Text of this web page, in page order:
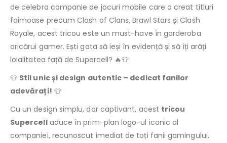
de celebra companie de jocuri mobile care a creat titluri
faimoase precum Clash of Clans, Brawl Stars și Clash
Royale, acest tricou este un must-have în garderoba
oricărui gamer. Ești gata să ieși în evidență și să îți arăți
loialitatea față de Supercell? 🔥👕
👕 Stil unic și design autentic – dedicat fanilor
adevărați! 👕
Cu un design simplu, dar captivant, acest tricou
Supercelladuce în prim-plan logo-ul iconic al
companiei, recunoscut imediat de toți fanii gamingului.